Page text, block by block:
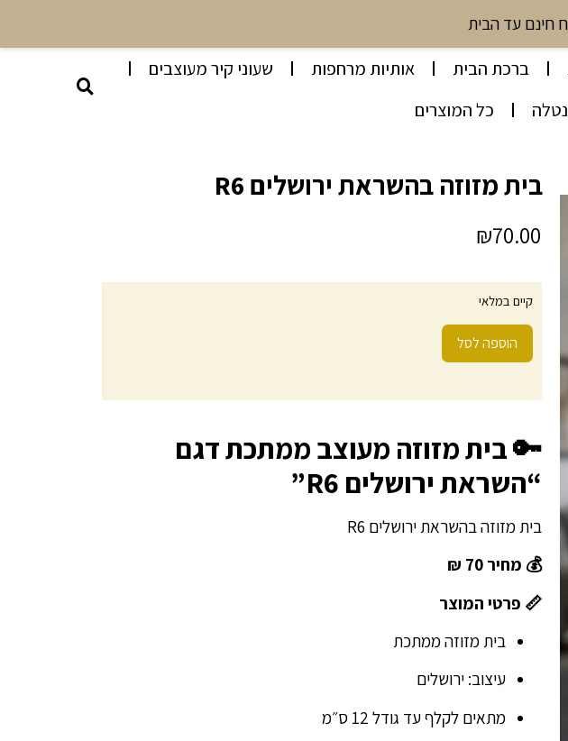
ברכת הבית אותיות מרחפות
שעוני קיר מעוצבים
נטלה כל המוצרים
בית מזוזה בהשראת ירושלים R6
₪70.00
קיים במלאי
הוספה לסל
🔑 בית מזוזה מעוצב ממתכת דגם
“השראת ירושלים R6”
בית מזוזה בהשראת ירושלים R6
💰 מחיר 70 ₪
📏 פרטי המוצר
בית מזוזה ממתכת
עיצוב: ירושלים
מתאים לקלף עד גודל ‎12 ס״מ